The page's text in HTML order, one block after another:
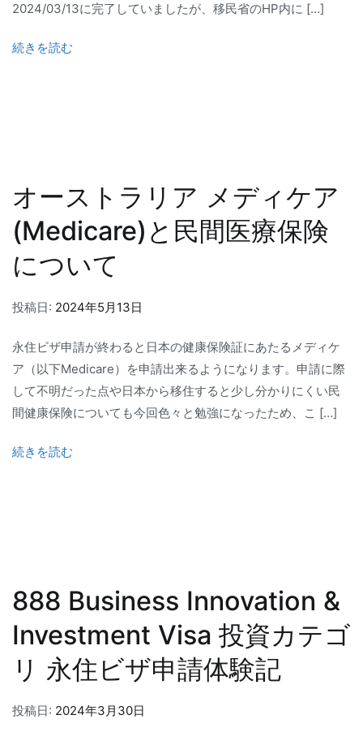
2024/03/13に完了していましたが、移民省のHP内に […]
続きを読む
オーストラリア メディケア
(Medicare)と民間医療保険
について
投稿日: 2024年5月13日
永住ビザ申請が終わると日本の健康保険証にあたるメディケ
ア（以下Medicare）を申請出来るようになります。申請に際
して不明だった点や日本から移住すると少し分かりにくい民
間健康保険についても今回色々と勉強になったため、こ […]
続きを読む
888 Business Innovation &
Investment Visa 投資カテゴ
リ 永住ビザ申請体験記
投稿日: 2024年3月30日